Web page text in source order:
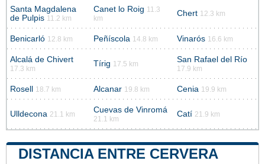
Santa Magdalena
de Pulpis 11.2 km
Canet lo Roig 11.3
km
Chert 12.3 km
Benicarló 12.8 km Peñíscola 14.8 km Vinarós 16.6 km
Alcalá de Chivert
17.3 km
Tírig 17.5 km San Rafael del Río
17.9 km
Rosell 18.7 km Alcanar 19.8 km Cenia 19.9 km
Ulldecona 21.1 km Cuevas de Vinromá
21.1 km
Catí 21.9 km
DISTANCIA ENTRE CERVERA